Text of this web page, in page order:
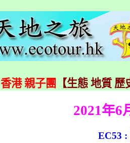
香港 親子團 【生態 地質 歷
2021年6
EC53 :